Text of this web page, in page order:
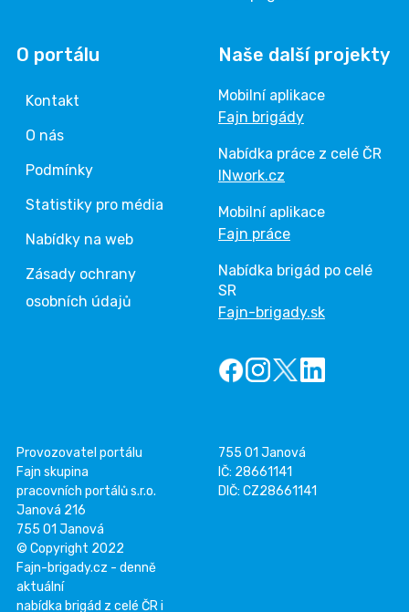
O portálu
Kontakt
O nás
Podmínky
Statistiky pro média
Nabídky na web
Zásady ochrany
osobních údajů
Naše další projekty
Mobilní aplikace
Fajn brigády
Nabídka práce z celé ČR
INwork.cz
Mobilní aplikace
Fajn práce
Nabídka brigád po celé
SR
Fajn-brigady.sk
Provozovatel portálu
Fajn skupina
pracovních portálů s.r.o.
Janová 216
755 01 Janová
755 01 Janová
IČ: 28661141
DIČ: CZ28661141
© Copyright 2022
Fajn-brigady.cz - denně
aktuální
nabídka brigád z celé ČR i